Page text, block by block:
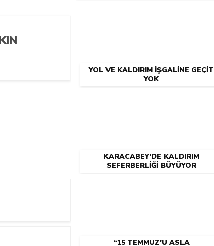
YOL VE KALDIRIM İŞGALİNE GEÇİT
YOK
KARACABEY’DE KALDIRIM
SEFERBERLİĞİ BÜYÜYOR
“15 TEMMUZ’U ASLA